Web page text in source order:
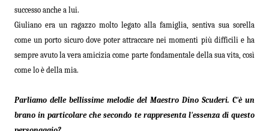
successo anche a lui.
Giuliano era un ragazzo molto legato alla famiglia, sentiva sua sorella
come un porto sicuro dove poter attraccare nei momenti più difficili e ha
sempre avuto la vera amicizia come parte fondamentale della sua vita, così
come lo è della mia.
Parliamo delle bellissime melodie del Maestro Dino Scuderi. C'è un
brano in particolare che secondo te rappresenta l'essenza di questo